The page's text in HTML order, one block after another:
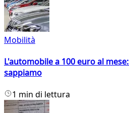
Mobilità
L'automobile a 100 euro al
sappiamo
1 min di lettura